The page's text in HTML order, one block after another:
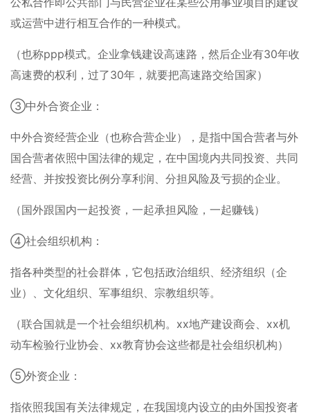
或运营中进行相互合作的一种模式。
（也称ppp模式。企业拿钱建设高速路，然后企业有30年收
高速费的权利，过了30年，就要把高速路交给国家）
③中外合资企业：
中外合资经营企业（也称合营企业），是指中国合营者与外
国合营者依照中国法律的规定，在中国境内共同投资、共同
经营、并按投资比例分享利润、分担风险及亏损的企业。
（国外跟国内一起投资，一起承担风险，一起赚钱）
④社会组织机构：
指各种类型的社会群体，它包括政治组织、经济组织（企
业）、文化组织、军事组织、宗教组织等。
（联合国就是一个社会组织机构。xx地产建设商会、xx机
动车检验行业协会、xx教育协会这些都是社会组织机构）
⑤外资企业：
指依照我国有关法律规定，在我国境内设立的由外国投资者